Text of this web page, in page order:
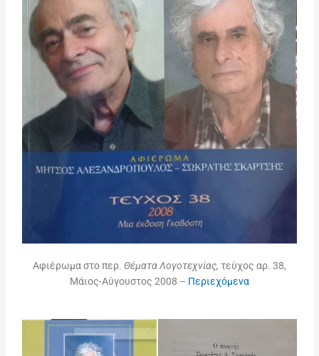
Αφιέρωμα στο περ. Θέματα Λογοτεχνίας, τεύχος αρ. 38,
Μάιος-Αύγουστος 2008 – Περιεχόμενα